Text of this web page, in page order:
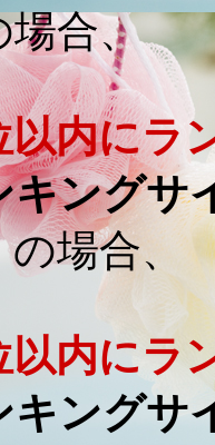
場合、
以内にラ
キングサ
の場合、
以内にラ
キングサ